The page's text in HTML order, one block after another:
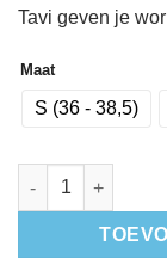
Tavi geven je
Maat
S (36 - 38,5)
Antislip Sokken